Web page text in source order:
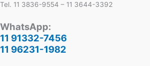
Tel. 11 3836-9554 – 11 3644-3392
WhatsApp:
11 91332-7456
11 96231-1982